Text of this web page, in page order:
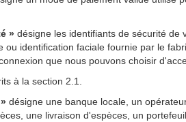
» désigne les identifiants de sécurité de
ou identification faciale fournie par le
que nous pouvons choisir
à la section 2.1.
désigne une banque locale, un
une livraison d'espèces, un